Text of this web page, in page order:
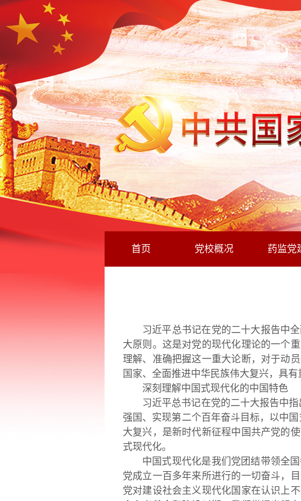
首页 党校概况 药监党
习近平总书记在党的二十大报告中
大原则。这是对党的现代化理论的一个
理解、准确把握这一重大论断，对于动
国家、全面推进中华民族伟大复兴，具
深刻理解中国式现代化的中国特色
习近平总书记在党的二十大报告中
强国、实现第二个百年奋斗目标，以中
大复兴，是新时代新征程中国共产党的
式现代化。
中国式现代化是我们党团结带领全
党成立一百多年来所进行的一切奋斗，
党对建设社会主义现代化国家在认识上